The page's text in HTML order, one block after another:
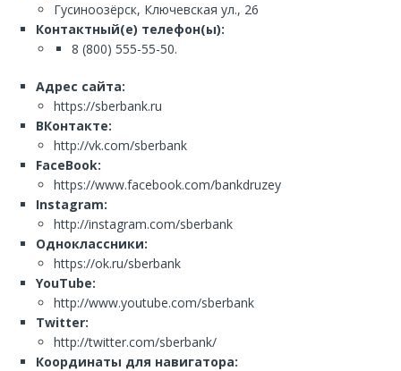
Гусиноозёрск, Ключевская ул., 26
Контактный(е) телефон(ы):
8 (800) 555-55-50.
Адрес сайта:
https://sberbank.ru
ВКонтакте:
http://vk.com/sberbank
FaceBook:
https://www.facebook.com/bankdruzey
Instagram:
http://instagram.com/sberbank
Одноклассники:
https://ok.ru/sberbank
YouTube:
http://www.youtube.com/sberbank
Twitter:
http://twitter.com/sberbank/
Координаты для навигатора: